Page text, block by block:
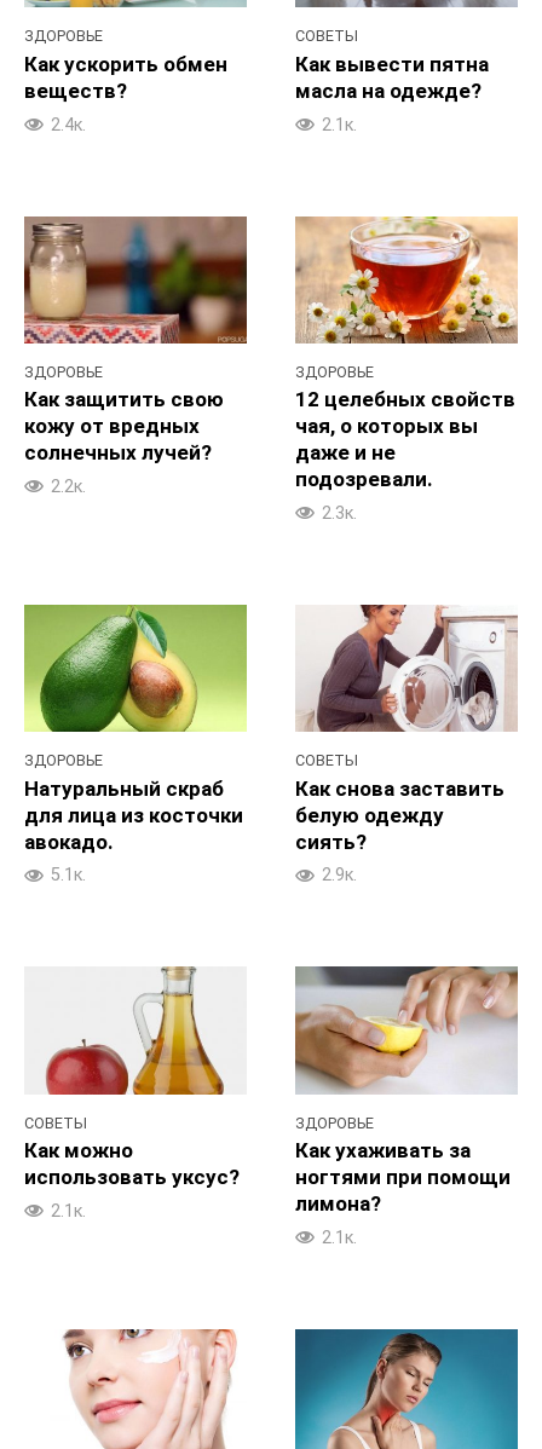
ЗДОРОВЬЕ
Как ускорить обмен
веществ?
2.4к.
СОВЕТЫ
Как вывести пятна
масла на одежде?
2.1к.
ЗДОРОВЬЕ
Как защитить свою
кожу от вредных
солнечных лучей?
2.2к.
ЗДОРОВЬЕ
12 целебных свойств
чая, о которых вы
даже и не
подозревали.
2.3к.
ЗДОРОВЬЕ
Натуральный скраб
для лица из косточки
авокадо.
5.1к.
СОВЕТЫ
Как снова заставить
белую одежду
сиять?
2.9к.
СОВЕТЫ
Как можно
использовать уксус?
2.1к.
ЗДОРОВЬЕ
Как ухаживать за
ногтями при помощи
лимона?
2.1к.